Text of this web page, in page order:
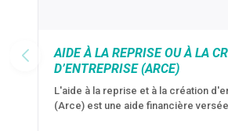
AIDE À LA REPRISE OU À LA
D’ENTREPRISE (ARCE)
L'aide à la reprise et à la création
(Arce) est une aide financière